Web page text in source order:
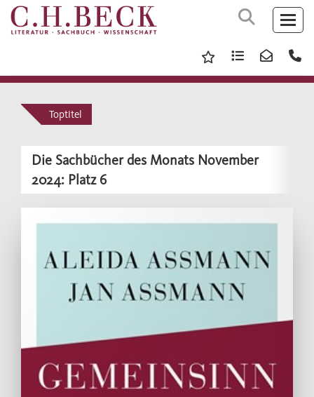
Toptitel
Die Sachbücher des Monats November
2024: Platz 6